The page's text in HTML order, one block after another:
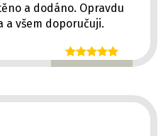
a dodáno. Opravdu
a všem doporučuji.